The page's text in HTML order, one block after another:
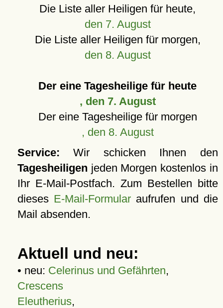
Die Liste aller Heiligen für heute,
den 7. August
Die Liste aller Heiligen für morgen,
den 8. August
Der eine Tagesheilige für heute
, den 7. August
Der eine Tagesheilige für morgen
, den 8. August
Service: Wir schicken Ihnen den
Tagesheiligen jeden Morgen kostenlos in
Ihr E-Mail-Postfach. Zum Bestellen bitte
dieses E-Mail-Formular aufrufen und die
Mail absenden.
Aktuell und neu:
• neu: Celerinus und Gefährten,
Crescens
Eleutherius,